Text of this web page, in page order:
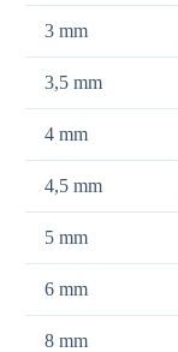
3 mm
3,5 mm
4 mm
4,5 mm
5 mm
6 mm
8 mm